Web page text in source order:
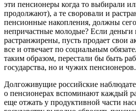
эти пенсионеры когда то выбирали
продолжают), а те своровали и
пенсионные накопления, должны
непричастные молодые? Если деньги
растранжирены, пусть продает свои
все и отвечает по социальным
таким образом, перестали бы быть
государства, но и чужих пенсионеров.
Долгоживущие российские
о пенсионерах вспоминают каждый
еще отжать у продуктивной части